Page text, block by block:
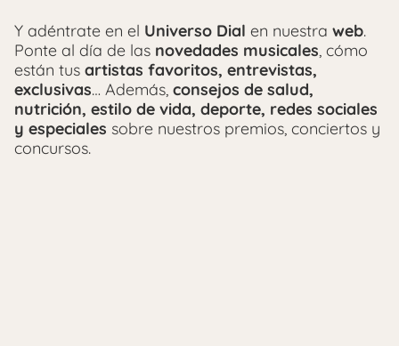
Y adéntrate en el Universo Dial en nuestra web.
Ponte al día de las novedades musicales, cómo
están tus artistas favoritos, entrevistas,
exclusivas… Además, consejos de salud,
nutrición, estilo de vida, deporte, redes sociales
y especiales sobre nuestros premios, conciertos y
concursos.